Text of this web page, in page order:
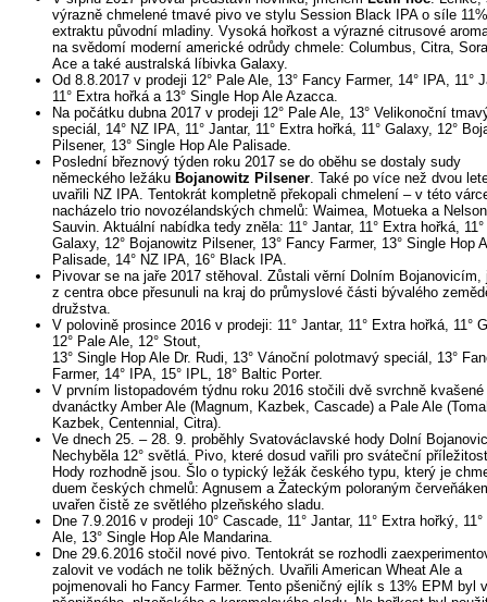
výrazně chmelené tmavé pivo ve stylu Session Black IPA o síle 11%
extraktu původní mladiny. Vysoká hořkost a výrazné citrusové
na svědomí moderní americké odrůdy chmele: Columbus, Citra,
Ace a také australská líbivka Galaxy.
Od 8.8.2017 v prodeji 12° Pale Ale, 13° Fancy Farmer, 14° IPA, 11°
11° Extra hořká a 13° Single Hop Ale Azacca.
Na počátku dubna 2017 v prodeji 12° Pale Ale, 13° Velikonoční
speciál, 14° NZ IPA, 11° Jantar, 11° Extra hořká, 11° Galaxy, 12°
Pilsener, 13° Single Hop Ale Palisade.
Poslední březnový týden roku 2017 se do oběhu se dostaly sudy
německého ležáku Bojanowitz Pilsener. Také po více než dvou
uvařili NZ IPA. Tentokrát kompletně překopali chmelení – v této
nacházelo trio novozélandských chmelů: Waimea, Motueka a Nelson
Sauvin. Aktuální nabídka tedy zněla: 11° Jantar, 11° Extra hořká, 11°
Galaxy, 12° Bojanowitz Pilsener, 13° Fancy Farmer, 13° Single Hop
Palisade, 14° NZ IPA, 16° Black IPA.
Pivovar se na jaře 2017 stěhoval. Zůstali věrní Dolním Bojanovicím,
z centra obce přesunuli na kraj do průmyslové části bývalého
družstva.
V polovině prosince 2016 v prodeji: 11° Jantar, 11° Extra hořká, 11°
12° Pale Ale, 12° Stout,
13° Single Hop Ale Dr. Rudi, 13° Vánoční polotmavý speciál, 13°
Farmer, 14° IPA, 15° IPL, 18° Baltic Porter.
V prvním listopadovém týdnu roku 2016 stočili dvě svrchně kvašené
dvanáctky Amber Ale (Magnum, Kazbek, Cascade) a Pale Ale
Kazbek, Centennial, Citra).
Ve dnech 25. – 28. 9. proběhly Svatováclavské hody Dolní
Nechyběla 12° světlá. Pivo, které dosud vařili pro sváteční
Hody rozhodně jsou. Šlo o typický ležák českého typu, který je
duem českých chmelů: Agnusem a Žateckým poloraným
uvařen čistě ze světlého plzeňského sladu.
Dne 7.9.2016 v prodeji 10° Cascade, 11° Jantar, 11° Extra hořký, 11°
Ale, 13° Single Hop Ale Mandarina.
Dne 29.6.2016 stočil nové pivo. Tentokrát se rozhodli
zalovit ve vodách ne tolik běžných. Uvařili American Wheat Ale a
pojmenovali ho Fancy Farmer. Tento pšeničný ejlík s 13% EPM byl